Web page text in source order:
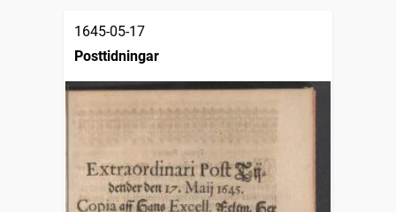
1645-05-17
Posttidningar